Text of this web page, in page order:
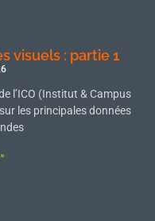
visuels : partie 1
l’ICO (Institut & Campus
les principales données